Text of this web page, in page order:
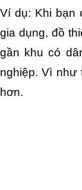
Ví dụ: Khi bạn
gia dụng, đồ
gần khu có
nghiệp. Vì như
hơn.